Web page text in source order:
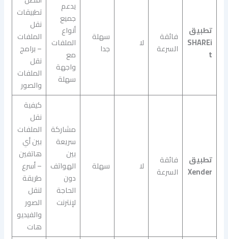
تطبيق
SHAREi
t
فائقة
السرعة
لا
سهلة
جدا
يدعم
جميع
أنواع
الملفات
مع
واجهة
سهلة
تطبيقات
نقل
الملفات
– برامج
نقل
الملفات
والصور
تطبيق
Xender
فائقة
السرعة
لا سهلة
مشاركة
سريعة
بين
الهواتف
دون
الحاجة
لإنترنت
كيفية
نقل
الملفات
بين أي
هاتفين
– أسرع
طريقة
لنقل
الصور
والفيديو
هات